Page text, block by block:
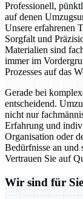
Professionell,
auf denen
Unsere erfahrenen
Sorgfalt und
Materialien sind
immer im
Prozesses auf das
Gerade bei
entscheidend.
nicht nur
Erfahrung und
Organisation oder
Bedürfnisse an und
Vertrauen Sie auf
Wir sind für